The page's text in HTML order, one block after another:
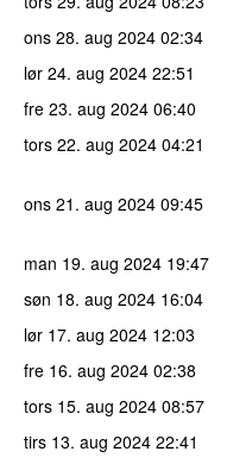
ons 28. aug 2024 02:34
lør 24. aug 2024 22:51
fre 23. aug 2024 06:40
tors 22. aug 2024 04:21
ons 21. aug 2024 09:45
man 19. aug 2024 19:47
søn 18. aug 2024 16:04
lør 17. aug 2024 12:03
fre 16. aug 2024 02:38
tors 15. aug 2024 08:57
tirs 13. aug 2024 22:41